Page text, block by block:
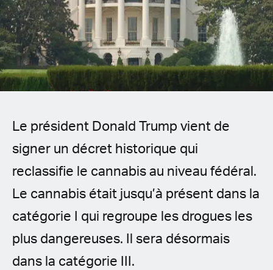
Spanish (Latin America)
German
French
Czech
Polish
Le président Donald Trump vient de
signer un décret historique qui
reclassifie le cannabis au niveau fédéral.
Le cannabis était jusqu’à présent dans la
catégorie I qui regroupe les drogues les
plus dangereuses. Il sera désormais
dans la catégorie III.